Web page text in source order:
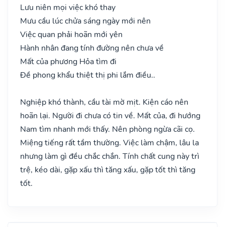
Lưu niên mọi việc khó thay
Mưu cầu lúc chửa sáng ngày mới nên
Việc quan phải hoãn mới yên
Hành nhân đang tính đường nên chưa về
Mất của phương Hỏa tìm đi
Đề phong khẩu thiệt thị phi lắm điều..
Nghiệp khó thành, cầu tài mờ mịt. Kiện cáo nên
hoãn lại. Người đi chưa có tin về. Mất của, đi hướng
Nam tìm nhanh mới thấy. Nên phòng ngừa cãi cọ.
Miệng tiếng rất tầm thường. Việc làm chậm, lâu la
nhưng làm gì đều chắc chắn. Tính chất cung này trì
trệ, kéo dài, gặp xấu thì tăng xấu, gặp tốt thì tăng
tốt.